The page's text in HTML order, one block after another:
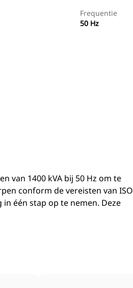
Frequentie
50 Hz
van 1400 kVA bij 50 Hz om te
conform de vereisten van ISO
één stap op te nemen. Deze